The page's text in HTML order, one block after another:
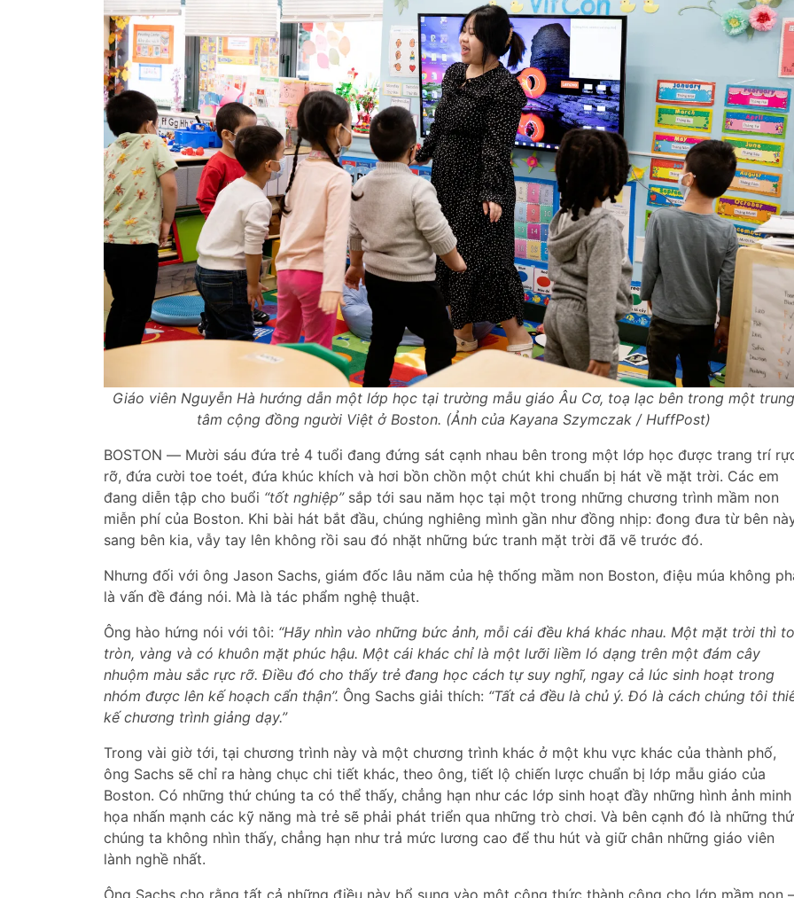
Giáo viên Nguyễn Hà hướng dẫn một lớp học tại trường mẫu giáo Âu Cơ, toạ lạc bên trong một trung
tâm cộng đồng người Việt ở Boston. (Ảnh của Kayana Szymczak / HuffPost)
BOSTON ― Mười sáu đứa trẻ 4 tuổi đang đứng sát cạnh nhau bên trong một lớp học được trang trí
rỡ, đứa cười toe toét, đứa khúc khích và hơi bồn chồn một chút khi chuẩn bị hát về mặt trời. Các em
đang diễn tập cho buổi “tốt nghiệp”sắp tới sau năm học tại một trong những chương trình mầm non
miễn phí của Boston. Khi bài hát bắt đầu, chúng nghiêng mình gần như đồng nhịp: đong đưa từ bên
sang bên kia, vẫy tay lên không rồi sau đó nhặt những bức tranh mặt trời đã vẽ trước đó.
Nhưng đối với ông Jason Sachs, giám đốc lâu năm của hệ thống mầm non Boston, điệu múa không
là vấn đề đáng nói. Mà là tác phẩm nghệ thuật.
Ông hào hứng nói với tôi: “Hãy nhìn vào những bức ảnh, mỗi cái đều khá khác nhau. Một mặt trời thì
tròn, vàng và có khuôn mặt phúc hậu. Một cái khác chỉ là một lưỡi liềm ló dạng trên một đám cây
nhuộm màu sắc rực rỡ. Điều đó cho thấy trẻ đang học cách tự suy nghĩ, ngay cả lúc sinh hoạt trong
nhóm được lên kế hoạch cẩn thận”. Ông Sachs giải thích: “Tất cả đều là chủ ý. Đó là cách chúng tôi
kế chương trình giảng dạy.”
Trong vài giờ tới, tại chương trình này và một chương trình khác ở một khu vực khác của thành phố,
ông Sachs sẽ chỉ ra hàng chục chi tiết khác, theo ông, tiết lộ chiến lược chuẩn bị lớp mẫu giáo của
Boston. Có những thứ chúng ta có thể thấy, chẳng hạn như các lớp sinh hoạt đầy những hình ảnh minh
họa nhấn mạnh các kỹ năng mà trẻ sẽ phải phát triển qua những trò chơi. Và bên cạnh đó là những thứ
chúng ta không nhìn thấy, chẳng hạn như trả mức lương cao để thu hút và giữ chân những giáo viên
lành nghề nhất.
Ông Sachs cho rằng tất cả những điều này bổ sung vào một công thức thành công cho lớp mầm non –